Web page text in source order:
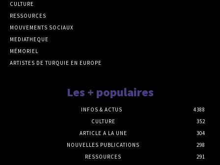
CULTURE
RESSOURCES
MOUVEMENTS SOCIAUX
MEDIATHEQUE
MÉMORIEL
ARTISTES DE TURQUIE EN EUROPE
Les + populaires
INFOS & ACTUS
4388
CULTURE
352
ARTICLE A LA UNE
304
NOUVELLES PUBLICATIONS
298
RESSOURCES
291